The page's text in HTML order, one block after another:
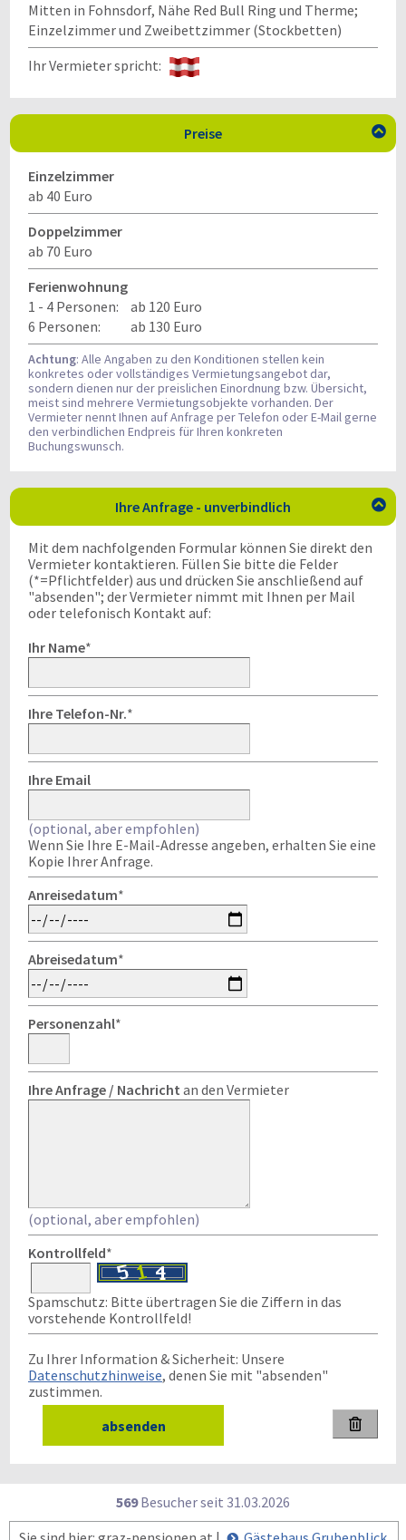
Mitten in Fohnsdorf, Nähe Red Bull Ring und Therme;
Einzelzimmer und Zweibettzimmer (Stockbetten)
Ihr Vermieter spricht:
Preise 
Einzelzimmer
ab 40 Euro
Doppelzimmer
ab 70 Euro
Ferienwohnung
1 - 4 Personen:
ab 120 Euro
6 Personen:
ab 130 Euro
Achtung: Alle Angaben zu den Konditionen stellen kein
konkretes oder vollständiges Vermietungsangebot dar,
sondern dienen nur der preislichen Einordnung bzw. Übersicht,
meist sind mehrere Vermietungsobjekte vorhanden. Der
Vermieter nennt Ihnen auf Anfrage per Telefon oder E-Mail gerne
den verbindlichen Endpreis für Ihren konkreten
Buchungswunsch.
Ihre Anfrage - unverbindlich 
Mit dem nachfolgenden Formular können Sie direkt den
Vermieter kontaktieren. Füllen Sie bitte die Felder
(*=Pflichtfelder) aus und drücken Sie anschließend auf
"absenden"; der Vermieter nimmt mit Ihnen per Mail
oder telefonisch Kontakt auf:
Ihr Name*
Ihre Telefon-Nr.*
Ihre Email
(optional, aber empfohlen)
Wenn Sie Ihre E-Mail-Adresse angeben, erhalten Sie eine
Kopie Ihrer Anfrage.
Anreisedatum*
Abreisedatum*
Personenzahl*
Ihre Anfrage / Nachricht an den Vermieter
(optional, aber empfohlen)
Kontrollfeld*
Spamschutz: Bitte übertragen Sie die Ziffern in das
vorstehende Kontrollfeld!
Zu Ihrer Information & Sicherheit: Unsere
Datenschutzhinweise, denen Sie mit "absenden"
zustimmen.

569Besucher seit 31.03.2026